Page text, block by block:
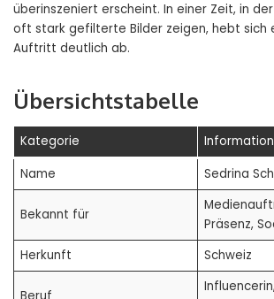
überinszeniert erscheint. In einer Zeit, in
oft stark gefilterte Bilder zeigen, hebt sich
Auftritt deutlich ab.
Übersichtstabelle
Kategorie
Information
Name
Sedrina
Bekannt für
Präsenz,
Herkunft
Schweiz